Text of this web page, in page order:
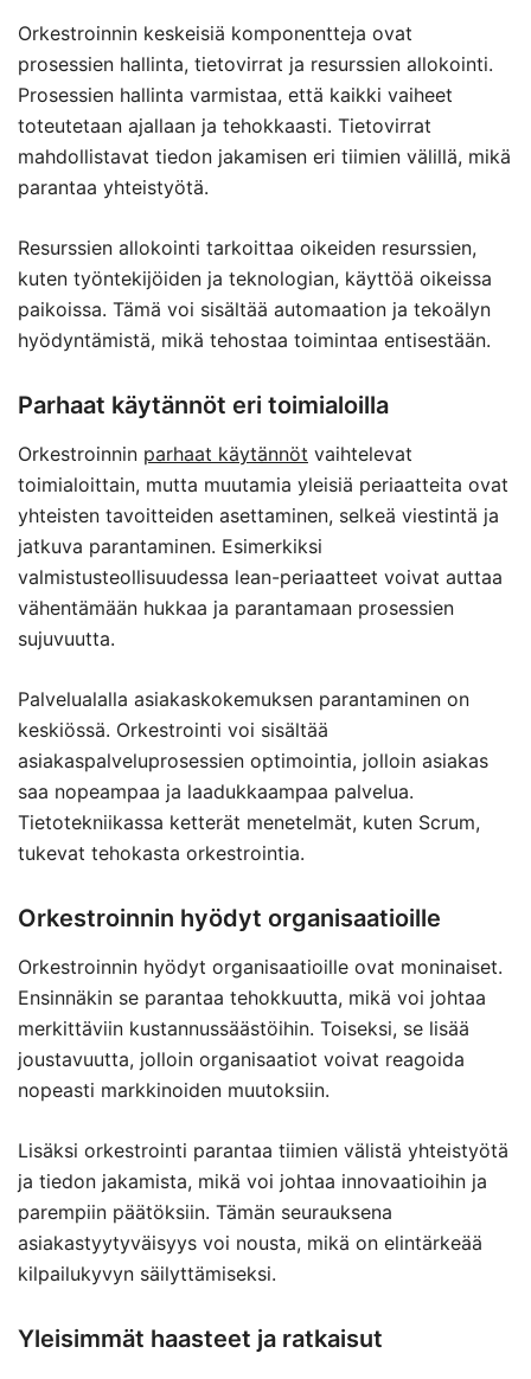
Orkestroinnin keskeisiä komponentteja ovat
prosessien hallinta, tietovirrat ja resurssien allokointi.
Prosessien hallinta varmistaa, että kaikki vaiheet
toteutetaan ajallaan ja tehokkaasti. Tietovirrat
mahdollistavat tiedon jakamisen eri tiimien välillä, mikä
parantaa yhteistyötä.
Resurssien allokointi tarkoittaa oikeiden resurssien,
kuten työntekijöiden ja teknologian, käyttöä oikeissa
paikoissa. Tämä voi sisältää automaation ja tekoälyn
hyödyntämistä, mikä tehostaa toimintaa entisestään.
Parhaat käytännöt eri toimialoilla
Orkestroinnin parhaat käytännöt vaihtelevat
toimialoittain, mutta muutamia yleisiä periaatteita ovat
yhteisten tavoitteiden asettaminen, selkeä viestintä ja
jatkuva parantaminen. Esimerkiksi
valmistusteollisuudessa lean-periaatteet voivat auttaa
vähentämään hukkaa ja parantamaan prosessien
sujuvuutta.
Palvelualalla asiakaskokemuksen parantaminen on
keskiössä. Orkestrointi voi sisältää
asiakaspalveluprosessien optimointia, jolloin asiakas
saa nopeampaa ja laadukkaampaa palvelua.
Tietotekniikassa ketterät menetelmät, kuten Scrum,
tukevat tehokasta orkestrointia.
Orkestroinnin hyödyt organisaatioille
Orkestroinnin hyödyt organisaatioille ovat moninaiset.
Ensinnäkin se parantaa tehokkuutta, mikä voi johtaa
merkittäviin kustannussäästöihin. Toiseksi, se lisää
joustavuutta, jolloin organisaatiot voivat reagoida
nopeasti markkinoiden muutoksiin.
Lisäksi orkestrointi parantaa tiimien välistä yhteistyötä
ja tiedon jakamista, mikä voi johtaa innovaatioihin ja
parempiin päätöksiin. Tämän seurauksena
asiakastyytyväisyys voi nousta, mikä on elintärkeää
kilpailukyvyn säilyttämiseksi.
Yleisimmät haasteet ja ratkaisut